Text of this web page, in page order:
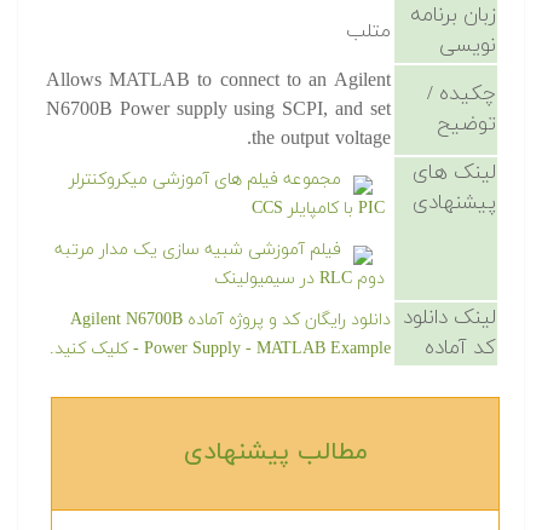
زبان برنامه
نویسی
متلب
چکیده /
توضیح
Allows MATLAB to connect to an Agilent
N6700B Power supply using SCPI, and set
the output voltage.
لینک های
پیشنهادی
مجموعه فیلم های آموزشی میکروکنترلر
PIC با کامپایلر CCS
فیلم آموزشی شبیه سازی یک مدار مرتبه
دوم RLC در سیمیولینک
لینک دانلود
کد آماده
دانلود رایگان کد و پروژه آماده Agilent N6700B
Power Supply - MATLAB Example - کلیک کنید.
مطالب پیشنهادی‎